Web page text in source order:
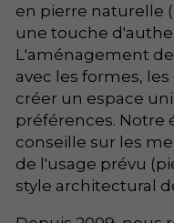
en pierre naturelle
une touche
L'aménagement
avec les formes,
créer un espace
préférences. Notre
conseille sur les
de l'usage prévu
style architectural